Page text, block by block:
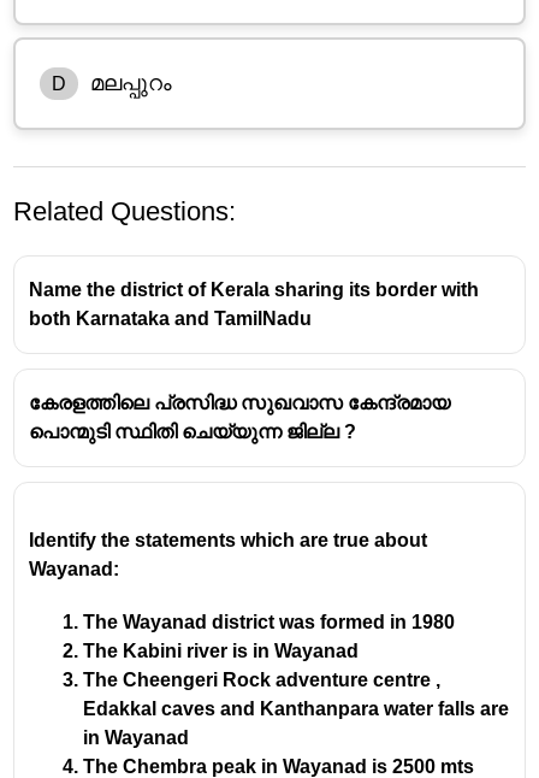
D മലപ്പുറം
Related Questions:
Name the district of Kerala sharing its border with
both Karnataka and TamilNadu
കേരളത്തിലെ പ്രസിദ്ധ സുഖവാസ കേന്ദ്രമായ
പൊന്മുടി സ്ഥിതി ചെയ്യുന്ന ജില്ല ?
Identify the statements which are true about
Wayanad:
The Wayanad district was formed in 1980
The Kabini river is in Wayanad
The Cheengeri Rock adventure centre ,
Edakkal caves and Kanthanpara water falls are
in Wayanad
The Chembra peak in Wayanad is 2500 mts